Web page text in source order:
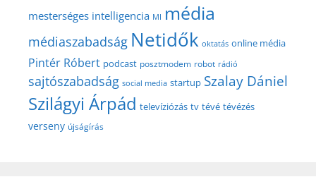
mesterséges intelligencia MI média
médiaszabadság Netidők oktatás online média
Pintér Róbert podcast posztmodem robot rádió
sajtószabadság social media startup Szalay Dániel
Szilágyi Árpád televíziózás tv tévé tévézés
verseny újságírás